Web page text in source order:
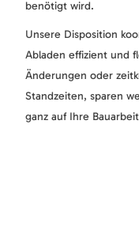
benötigt wird.
Unsere Disposition
Abladen effizient und
Änderungen oder
Standzeiten, sparen
ganz auf Ihre